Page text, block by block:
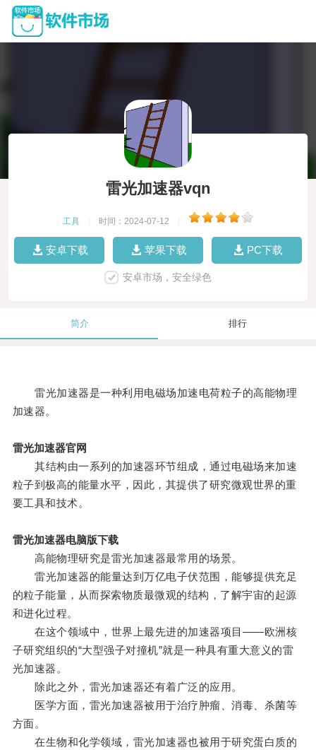
雷光加速器vqn
工具 时间：2024-07-12
安卓下载 苹果下载 PC下载
安卓市场，安全绿色
简介 排行
雷光加速器是一种利用电磁场加速电荷粒子的高能物理
加速器。
雷光加速器官网
其结构由一系列的加速器环节组成，通过电磁场来加速
粒子到极高的能量水平，因此，其提供了研究微观世界的重
要工具和技术。
雷光加速器电脑版下载
高能物理研究是雷光加速器最常用的场景。
雷光加速器的能量达到万亿电子伏范围，能够提供充足
的粒子能量，从而探索物质最微观的结构，了解宇宙的起源
和进化过程。
在这个领域中，世界上最先进的加速器项目——欧洲核
子研究组织的“大型强子对撞机”就是一种具有重大意义的雷
光加速器。
除此之外，雷光加速器还有着广泛的应用。
医学方面，雷光加速器被用于治疗肿瘤、消毒、杀菌等
方面。
在生物和化学领域，雷光加速器也被用于研究蛋白质的